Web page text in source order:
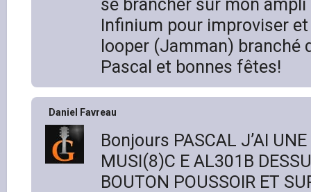
se brancher sur mon ampli
Infinium pour improviser
looper (Jamman) branché
Pascal et bonnes fêtes!
Daniel Favreau
Bonjours PASCAL J’AI
MUSI(8)C E AL301B
BOUTON POUSSOIR ET